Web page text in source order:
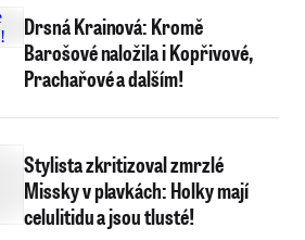
Drsná Krainová: Kromě
Barošové naložila i Kopřivové,
Prachařové a dalším!
Stylista zkritizoval zmrzlé
Missky v plavkách: Holky mají
celulitidu a jsou tlusté!